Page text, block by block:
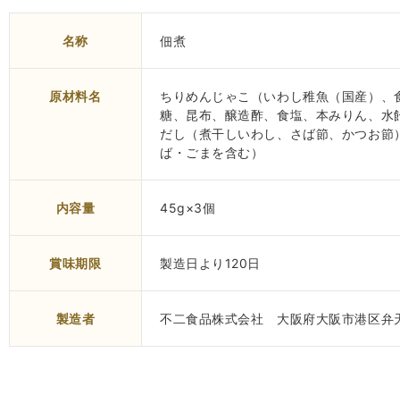
名称 佃煮
原材料名
ちりめんじゃこ（いわし稚魚（国産）
糖、昆布、醸造酢、食塩、本みりん、
だし（煮干しいわし、さば節、かつお
ば・ごまを含む）
内容量 45g×3個
賞味期限 製造日より120日
製造者 不二食品株式会社 大阪府大阪市港区弁